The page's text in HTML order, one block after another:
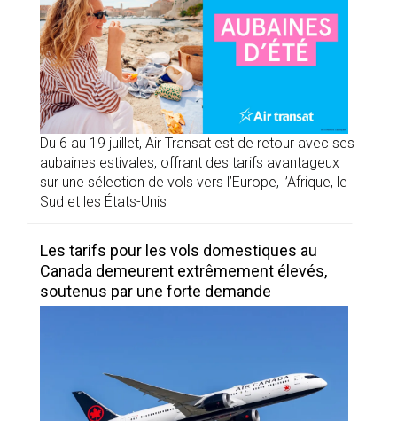
Du 6 au 19 juillet, Air Transat est de retour avec ses
aubaines estivales, offrant des tarifs avantageux
sur une sélection de vols vers l’Europe, l’Afrique, le
Sud et les États-Unis
Les tarifs pour les vols domestiques au
Canada demeurent extrêmement élevés,
soutenus par une forte demande